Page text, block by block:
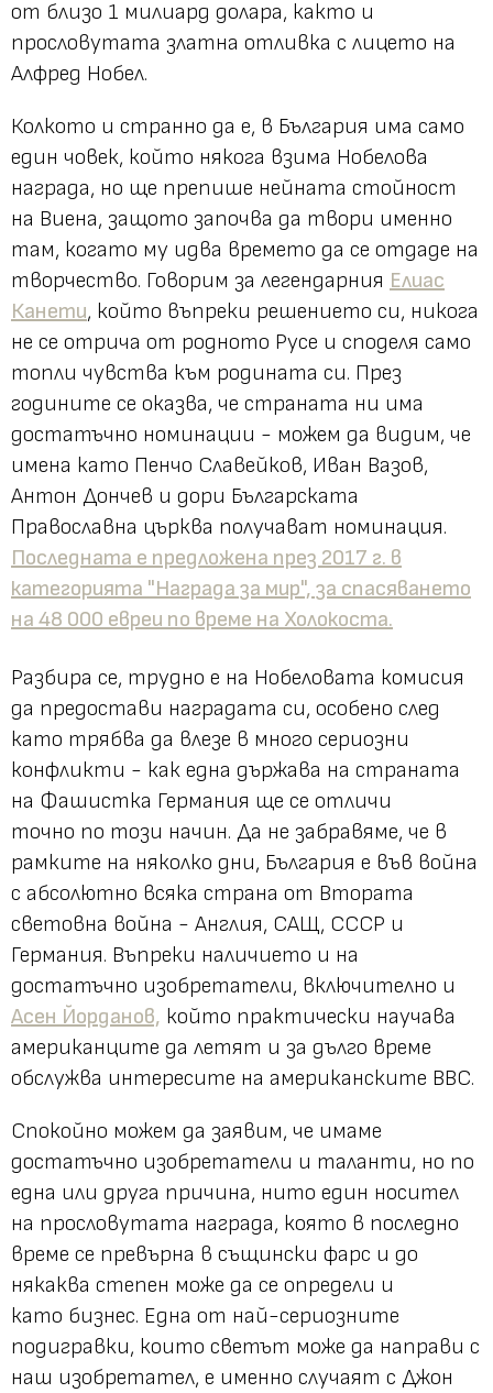
от близо 1 милиард долара, както и
прословутата златна отливка с лицето на
Алфред Нобел.
Колкото и странно да е, в България има само
един човек, който някога взима Нобелова
награда, но ще препише нейната стойност
на Виена, защото започва да твори именно
там, когато му идва времето да се отдаде на
творчество. Говорим за легендарния Елиас
Канети, който въпреки решението си, никога
не се отрича от родното Русе и споделя само
топли чувства към родината си. През
годините се оказва, че страната ни има
достатъчно номинации - можем да видим, че
имена като Пенчо Славейков, Иван Вазов,
Антон Дончев и дори Българската
Православна църква получават номинация.
Последната е предложена през 2017 г. в
категорията "Награда за мир", за спасяването
на 48 000 евреи по време на Холокоста.
Разбира се, трудно е на Нобеловата комисия
да предостави наградата си, особено след
като трябва да влезе в много сериозни
конфликти - как една държава на страната
на Фашистка Германия ще се отличи
точно по този начин. Да не забравяме, че в
рамките на няколко дни, България е във война
с абсолютно всяка страна от Втората
световна война - Англия, САЩ, СССР и
Германия. Въпреки наличието и на
достатъчно изобретатели, включително и
Асен Йорданов, който практически научава
американците да летят и за дълго време
обслужва интересите на американските ВВС.
Спокойно можем да заявим, че имаме
достатъчно изобретатели и таланти, но по
една или друга причина, нито един носител
на прословутата награда, която в последно
време се превърна в същински фарс и до
някаква степен може да се определи и
като бизнес. Една от най-сериозните
подигравки, които светът може да направи с
наш изобретател, е именно случаят с Джон